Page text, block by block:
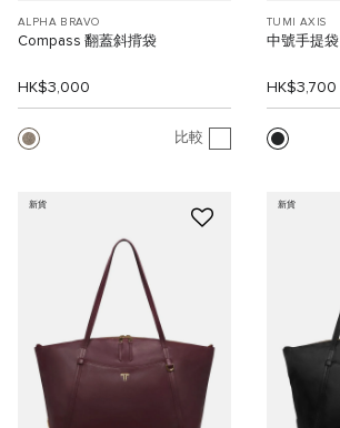
ALPHA BRAVO
Compass 翻蓋斜揹袋
HK$3,000
比較
TUMI AXIS
中號手提袋
HK$3,700
新貨 新貨